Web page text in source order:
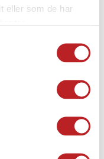
eller som de har